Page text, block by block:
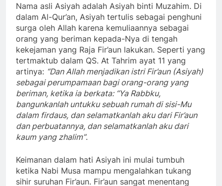
Nama asli Asiyah adalah Asiyah binti Muzahim. Di
dalam Al-Qur’an, Asiyah tertulis sebagai penghuni
surga oleh Allah karena kemuliaannya sebagai
orang yang beriman kepada-Nya di tengah
kekejaman yang Raja Fir’aun lakukan. Seperti yang
tertmaktub dalam QS. At Tahrim ayat 11 yang
artinya: “Dan Allah menjadikan istri Fir’aun (Asiyah)
sebagai perumpamaan bagi orang-orang yang
beriman, ketika ia berkata: “Ya Rabbku,
bangunkanlah untukku sebuah rumah di sisi-Mu
dalam firdaus, dan selamatkanlah aku dari Fir’aun
dan perbuatannya, dan selamatkanlah aku dari
kaum yang zhalim”.
Keimanan dalam hati Asiyah ini mulai tumbuh
ketika Nabi Musa mampu mengalahkan tukang
sihir suruhan Fir’aun. Fir’aun sangat menentang